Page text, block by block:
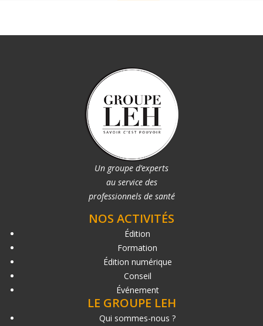
Un groupe d’experts
au service des
professionnels de santé
NOS ACTIVITÉS
Édition
Formation
Édition numérique
Conseil
Événement
LE GROUPE LEH
Qui sommes-nous ?